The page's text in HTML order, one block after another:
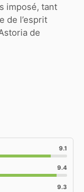
imposé, tant
de l’esprit
de
9.1
9.4
9.3